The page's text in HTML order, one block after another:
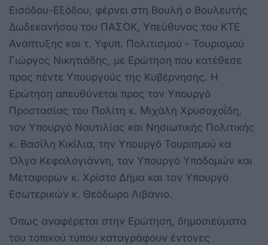
Εισόδου-Εξόδου, φέρνει στη Βουλή ο Βουλευτής
Δωδεκανήσου του ΠΑΣΟΚ, Υπεύθυνος του ΚΤΕ
Ανάπτυξης και τ. Υφυπ. Πολιτισμού - Τουρισμού
Γιώργος Νικητιάδης, με Ερώτηση που κατέθεσε
προς πέντε Υπουργούς της Κυβέρνησης. Η
Ερώτηση απευθύνεται προς τον Υπουργό
Προστασίας του Πολίτη κ. Μιχάλη Χρυσοχοΐδη,
τον Υπουργό Ναυτιλίας και Νησιωτικής Πολιτικής
κ. Βασίλη Κικίλια, την Υπουργό Τουρισμού κα
Όλγα Κεφαλογιάννη, τον Υπουργό Υποδομών και
Μεταφορών κ. Χρίστο Δήμα και τον Υπουργό
Εσωτερικών κ. Θεόδωρο Λιβάνιο.
Όπως αναφέρεται στην Ερώτηση, δημοσιεύματα
του τοπικού τύπου καταγράφουν έντονες